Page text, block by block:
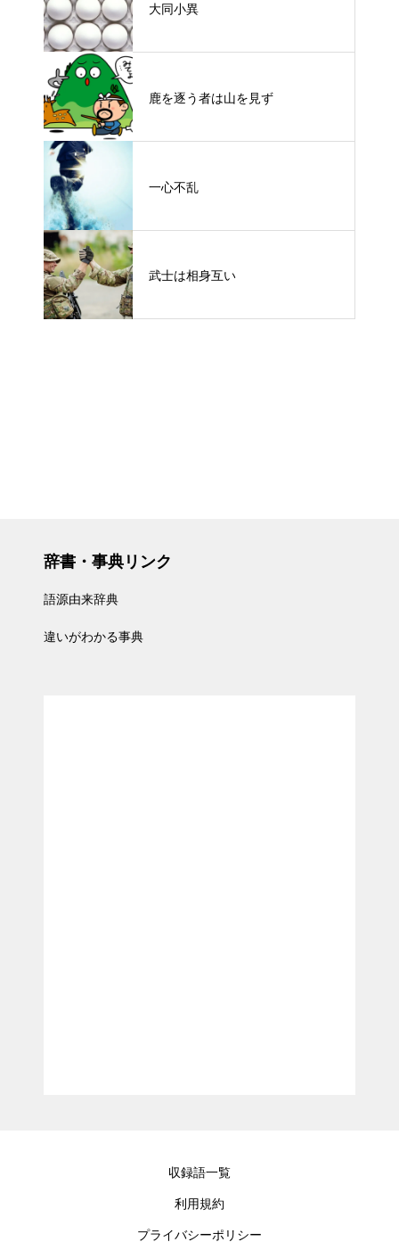
大同小異
鹿を逐う者は山を見ず
一心不乱
武士は相身互い
辞書・事典リンク
語源由来辞典
違いがわかる事典
収録語一覧
利用規約
プライバシーポリシー